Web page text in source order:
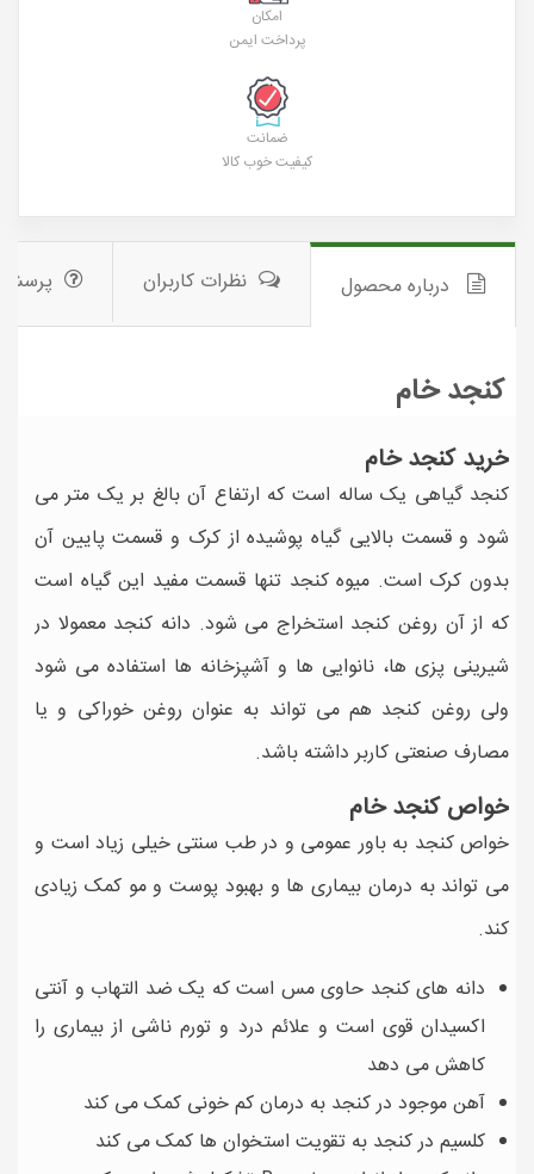
امکان
پرداخت ایمن
ضمانت
کیفیت خوب کالا
درباره محصول نظرات کاربران
کنجد خام
خرید کنجد خام
کنجد گیاهی یک ساله است که ارتفاع آن بالغ بر یک متر می
شود و قسمت بالایی گیاه پوشیده از کرک و قسمت پایین آن
بدون کرک است. میوه کنجد تنها قسمت مفید این گیاه است
که از آن روغن کنجد استخراج می شود. دانه کنجد معمولا در
شیرینی پزی ها، نانوایی ها و آشپزخانه ها استفاده می شود
ولی روغن کنجد هم می تواند به عنوان روغن خوراکی و یا
مصارف صنعتی کاربر داشته باشد.
خواص کنجد خام
خواص کنجد به باور عمومی و در طب سنتی خیلی زیاد است و
می تواند به درمان بیماری ها و بهبود پوست و مو کمک زیادی
کند.
دانه های کنجد حاوی مس است که یک ضد التهاب و آنتی
اکسیدان قوی است و علائم درد و تورم ناشی از بیماری را
کاهش می دهد
آهن موجود در کنجد به درمان کم خونی کمک می کند
کلسیم در کنجد به تقویت استخوان ها کمک می کند